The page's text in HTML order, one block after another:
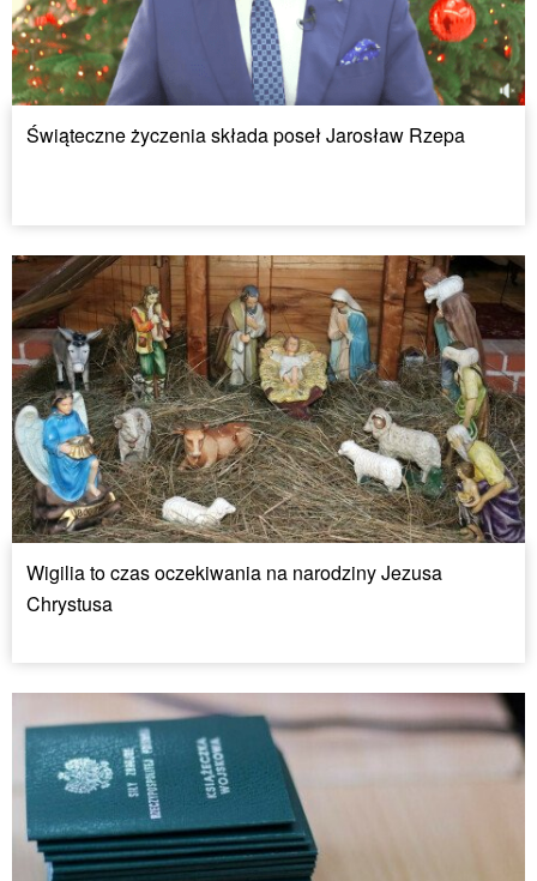
Świąteczne życzenia składa poseł Jarosław Rzepa
Wigilia to czas oczekiwania na narodziny Jezusa
Chrystusa